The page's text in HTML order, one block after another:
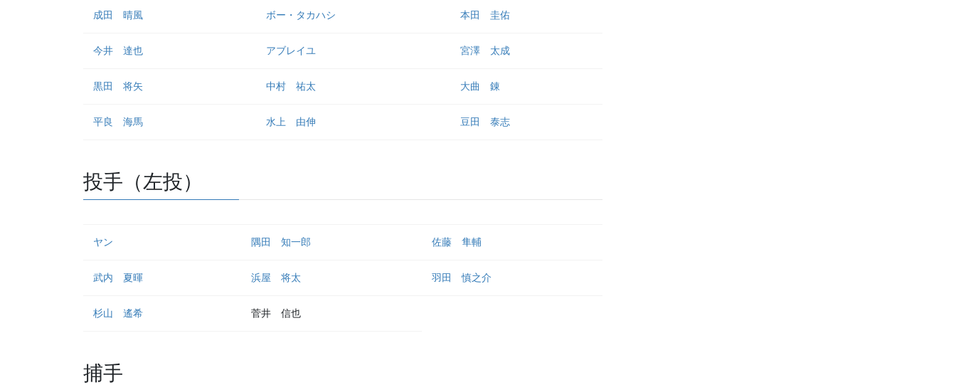
成田 晴風 ボー・タカハシ 本田 圭佑
今井 達也 アブレイユ 宮澤 太成
黒田 将矢 中村 祐太 大曲 錬
平良 海馬 水上 由伸 豆田 泰志
投手（左投）
ヤン 隅田 知一郎 佐藤 隼輔
武内 夏暉 浜屋 将太 羽田 慎之介
杉山 遙希 菅井 信也
捕手